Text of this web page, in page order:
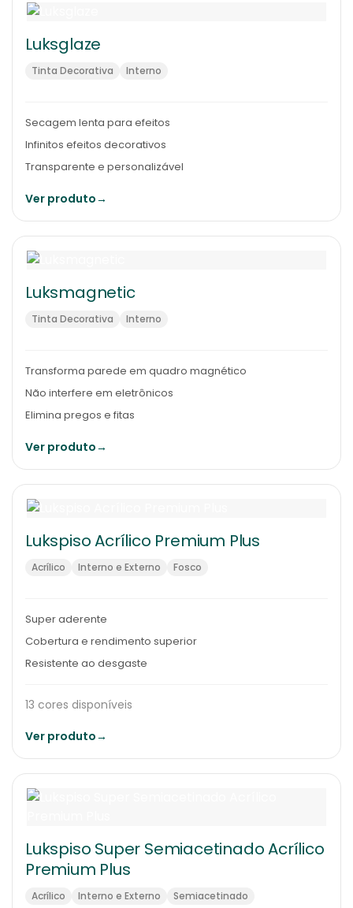
Luksglaze
Tinta Decorativa Interno
Secagem lenta para efeitos
Infinitos efeitos decorativos
Transparente e personalizável
Ver produto→
Luksmagnetic
Tinta Decorativa Interno
Transforma parede em quadro magnético
Não interfere em eletrônicos
Elimina pregos e fitas
Ver produto→
Lukspiso Acrílico Premium Plus
Acrílico Interno e Externo Fosco
Super aderente
Cobertura e rendimento superior
Resistente ao desgaste
13 cores disponíveis
Ver produto→
Lukspiso Super Semiacetinado Acrílico
Premium Plus
Acrílico Interno e Externo Semiacetinado